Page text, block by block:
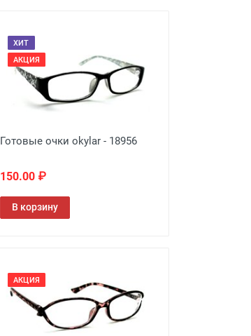
ХИТ
АКЦИЯ
Готовые очки okylar - 18956
150.00 ₽
В корзину
АКЦИЯ